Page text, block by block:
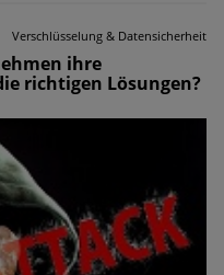
Verschlüsselung & Datensicherheit
ihre
richtigen Lösungen?